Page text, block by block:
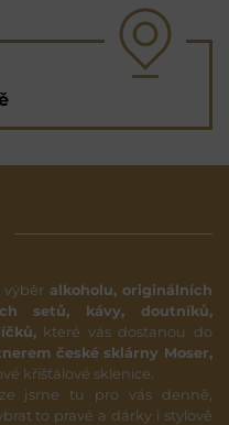
výběr alkoholu, originálních
setů, kávy, doutníků,
které vás dostanou do
české sklárny Moser,
křišťálové sklenice.
jsme tu pro vás denně,
to pravé a dárky i stylově